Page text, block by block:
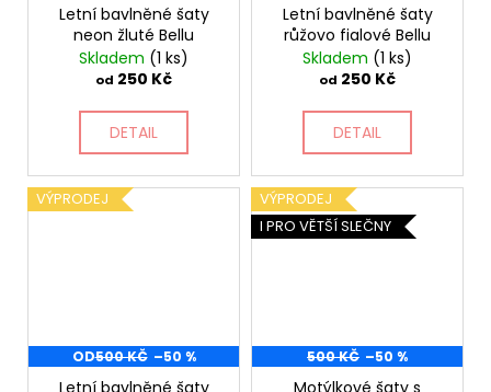
Letní bavlněné šaty
neon žluté Bellu
Skladem (1 ks)
od 250 Kč
DETAIL
Letní bavlněné šaty
růžovo fialové Bellu
Skladem (1 ks)
od 250 Kč
DETAIL
VÝPRODEJ
OD500 KČ –50 %
VÝPRODEJ
I PRO VĚTŠÍ SLEČNY
500 KČ –50 %